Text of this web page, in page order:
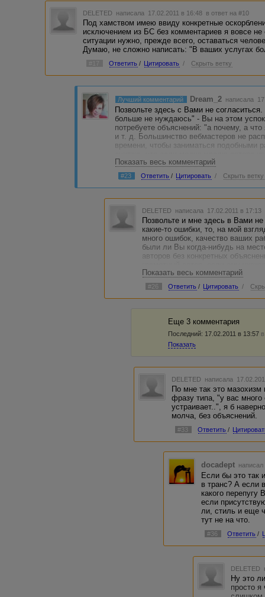
DELETED написала 17.02.2011 в 16:48 в ответ на #10
Под хамством имею ввиду конкретные
исключением из БС без комментариев я вовсе
ситуации нужно, прежде всего, оставаться
Думаю, не сложно написать: "В ваших услугах
Ответить / Цитировать / Скрыть ветку
Лучший комментарий Dream_2 написала
Позвольте здесь с Вами не
больше не нуждаюсь" - Вы на этом
потребуете объяснений: "а почему, а
и т. д. Большинство вебмастеров не
времени, чтобы заниматься подобными
"громить" его работу. И ещё маленький
однажды понравилось, как Вас
постоянно стали покупать нужный
вот однажды он случайно
неприятно, и Вы к нему больше ни
раз, увидев Вас, он выскакивает из-за
"Ну почему Вы не хотите больше
со мной? Ну объяснииииите, будьте
Любой ВМ имеет право брать Вас в БС,
Причем он не обязан это
Показать весь комментарий
#23 Ответить / Цитировать / Скрыть ветку
DELETED написала 17.02.2011 в 17:13
Позвольте и мне здесь в Вами
какие-то ошибки, то, на мой
много ошибок, качество ваших
были ли Вы когда-нибудь на
авторов без конкретных
не обижаться.
Показать весь комментарий
#26 Ответить / Цитировать /
Еще 3 комментария
Последний: 17.02.2011 в 13:57
Показать
DELETED написала
По мне так это мазохизм
фразу типа, "у вас
устраивает..", я б
молча, без объяснений.
#33 Ответить /
docadept
Если бы это так
в транс? А если
какого перепугу
если
ли, стиль и еще
тут не на что.
#36 Ответить /
DELETED
Ну это
просто